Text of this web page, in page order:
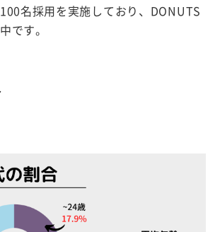
名採用を実施しており、DONUTS
です。